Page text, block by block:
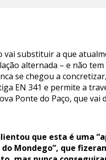
vai substituir a que
alternada – e não
se chegou a
EN 341 e permite a
Ponte do Paço, que
que esta é uma
Mondego”, que